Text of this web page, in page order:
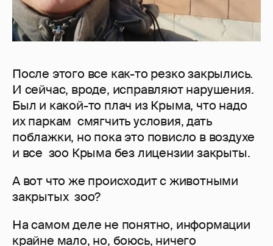
После этого все как-то резко закрылись.
И сейчас, вроде, исправляют нарушения.
Был и какой-то плач из Крыма, что надо
их паркам смягчить условия, дать
поблажки, но пока это повисло в воздухе
и все зоо Крыма без лицензии закрыты.
А вот что же происходит с животными
закрытых зоо?
На самом деле не понятно, информации
крайне мало, но, боюсь, ничего